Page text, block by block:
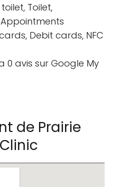
Toilet,
Debit cards, NFC
0 avis sur Google My
de Prairie